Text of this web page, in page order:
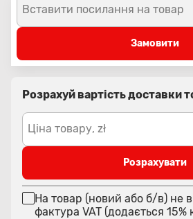
Вставити посилання на товар
Замовити
Розрахуй вартість доставки
Ціна товару, zł
Розрахувати
На товар (новий або б/в) не
фактура VAT (додається 15%